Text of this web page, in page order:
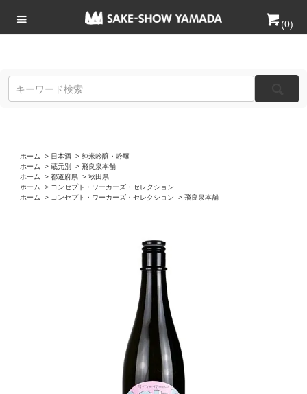
(0)
ホーム > 日本酒 > 純米吟醸・吟醸
ホーム
> 蔵元別 > 飛良泉本舗
ホーム
> 都道府県 > 秋田県
ホーム
> コンセプト・ワーカーズ・セレクション
ホーム
> コンセプト・ワーカーズ・セレクション > 飛良泉本舗